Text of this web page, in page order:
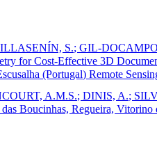
S.; GIL-
for Cost-Effective 3D
(Portugal) Remote
A.M.S.; DINIS, A.;
Boucinhas, Regueira,